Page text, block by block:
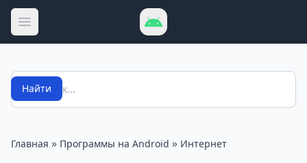
Открыть меню
Поиск
Найти
Главная » Программы на Android » Интернет